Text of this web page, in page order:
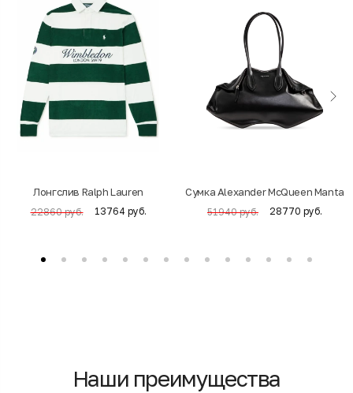
Лонгслив Ralph Lauren
22860 руб. 13764 руб.
Cумка Alexander McQueen Manta
51940 руб. 28770 руб.
Наши преимущества